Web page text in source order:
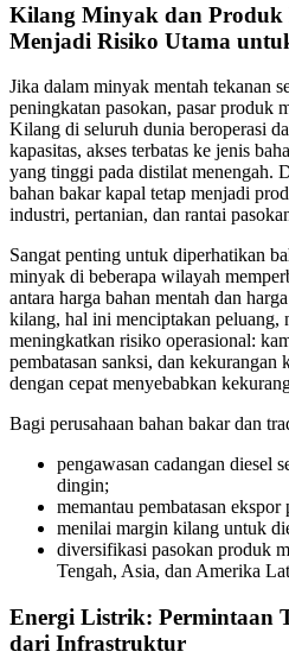
Kilang Minyak dan Produk
Menjadi Risiko Utama
Jika dalam minyak mentah tekanan
peningkatan pasokan, pasar produk
Kilang di seluruh dunia beroperasi
kapasitas, akses terbatas ke jenis
yang tinggi pada distilat menengah.
bahan bakar kapal tetap menjadi
industri, pertanian, dan rantai
Sangat penting untuk diperhatikan
minyak di beberapa wilayah
antara harga bahan mentah dan
kilang, hal ini menciptakan peluang,
meningkatkan risiko operasional:
pembatasan sanksi, dan kekurangan
dengan cepat menyebabkan
Bagi perusahaan bahan bakar dan
pengawasan cadangan diesel
dingin;
memantau pembatasan
menilai margin kilang untuk
diversifikasi pasokan produk
Tengah, Asia, dan Amerika
Energi Listrik: Permintaan
dari Infrastruktur